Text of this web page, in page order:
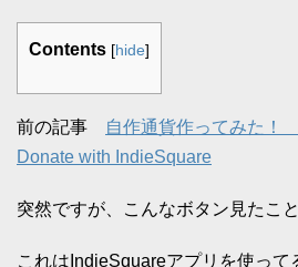
Contents [hide]
前の記事
自作通貨作ってみた
Donate with IndieSquare
突然ですが、こんなボタン見たこ
これはIndieSquareアプリを使って